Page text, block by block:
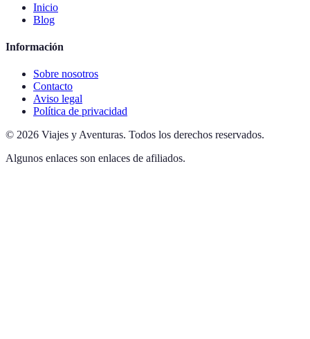
Inicio
Blog
Información
Sobre nosotros
Contacto
Aviso legal
Política de privacidad
© 2026 Viajes y Aventuras. Todos los derechos reservados.
Algunos enlaces son enlaces de afiliados.